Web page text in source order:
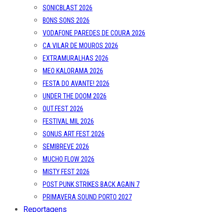
SONICBLAST 2026
BONS SONS 2026
VODAFONE PAREDES DE COURA 2026
CA VILAR DE MOUROS 2026
EXTRAMURALHAS 2026
MEO KALORAMA 2026
FESTA DO AVANTE! 2026
UNDER THE DOOM 2026
OUT.FEST 2026
FESTIVAL MIL 2026
SONUS ART FEST 2026
SEMIBREVE 2026
MUCHO FLOW 2026
MISTY FEST 2026
POST PUNK STRIKES BACK AGAIN 7
PRIMAVERA SOUND PORTO 2027
Reportagens